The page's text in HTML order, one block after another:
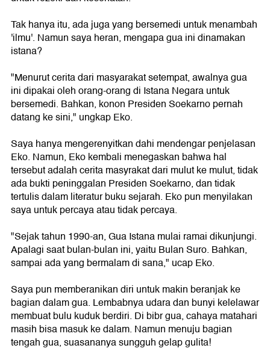
Tak hanya itu, ada juga yang bersemedi untuk menambah
'ilmu'. Namun saya heran, mengapa gua ini dinamakan
istana?
"Menurut cerita dari masyarakat setempat, awalnya gua
ini dipakai oleh orang-orang di Istana Negara untuk
bersemedi. Bahkan, konon Presiden Soekarno pernah
datang ke sini," ungkap Eko.
Saya hanya mengerenyitkan dahi mendengar penjelasan
Eko. Namun, Eko kembali menegaskan bahwa hal
tersebut adalah cerita masyrakat dari mulut ke mulut, tidak
ada bukti peninggalan Presiden Soekarno, dan tidak
tertulis dalam literatur buku sejarah. Eko pun menyilakan
saya untuk percaya atau tidak percaya.
"Sejak tahun 1990-an, Gua Istana mulai ramai dikunjungi.
Apalagi saat bulan-bulan ini, yaitu Bulan Suro. Bahkan,
sampai ada yang bermalam di sana," ucap Eko.
Saya pun memberanikan diri untuk makin beranjak ke
bagian dalam gua. Lembabnya udara dan bunyi kelelawar
membuat bulu kuduk berdiri. Di bibr gua, cahaya matahari
masih bisa masuk ke dalam. Namun menuju bagian
tengah gua, suasananya sungguh gelap gulita!